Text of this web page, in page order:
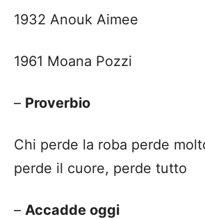
1932 Anouk Aimee
1961 Moana Pozzi
– Proverbio
Chi perde la roba perde
perde il cuore, perde tutto
– Accadde oggi